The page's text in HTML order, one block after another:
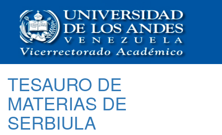
TESAURO DE
MATERIAS DE
SERBIULA